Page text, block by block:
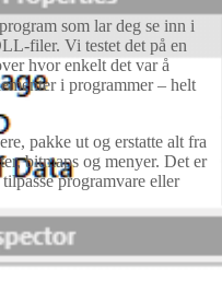
som lar deg se inn i
filer. Vi testet det på en
hvor enkelt det var å
i programmer – helt
pakke ut og erstatte alt fra
bitmaps og menyer. Det er
programvare eller